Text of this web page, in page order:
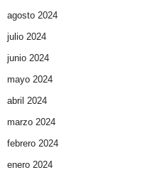
agosto 2024
julio 2024
junio 2024
mayo 2024
abril 2024
marzo 2024
febrero 2024
enero 2024